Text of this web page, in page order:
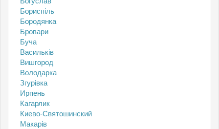
Бориспіль
Бородянка
Бровари
Буча
Васильків
Вишгород
Володарка
Згурівка
Ирпень
Кагарлик
Киево-Святошинский
Макарів